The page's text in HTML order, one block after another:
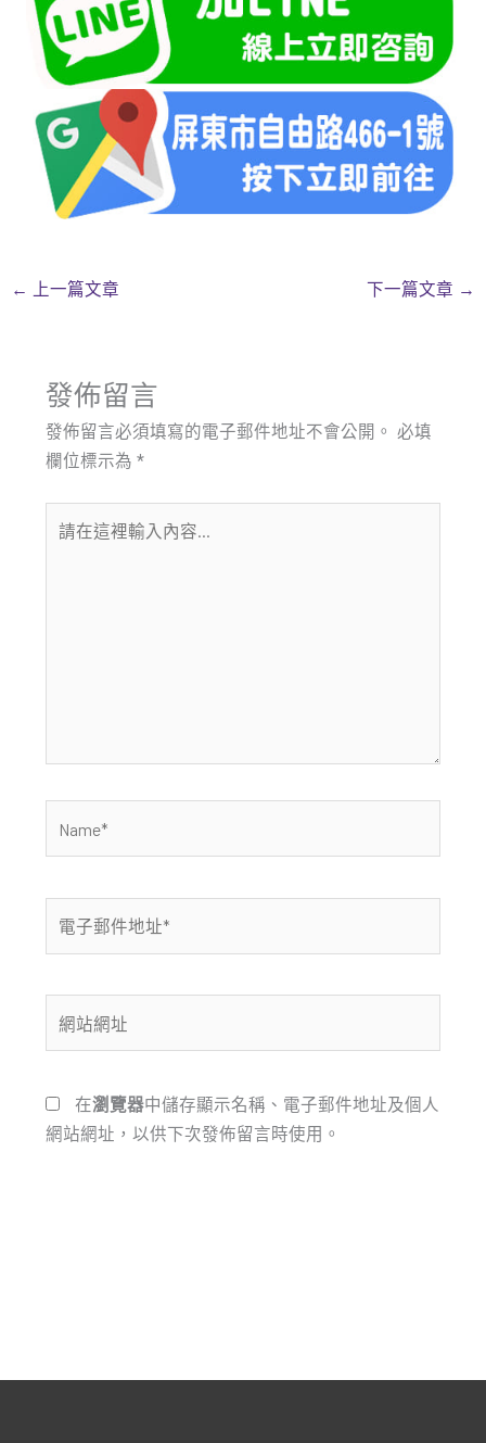
← 上一篇文章 下一篇文章 →
發佈留言
發佈留言必須填寫的電子郵件地址不會公開。 必填
欄位標示為 *
在
子
件
地
址
站
址
在瀏覽器中儲存顯示名稱、電子郵件地址及個人
網站網址，以供下次發佈留言時使用。